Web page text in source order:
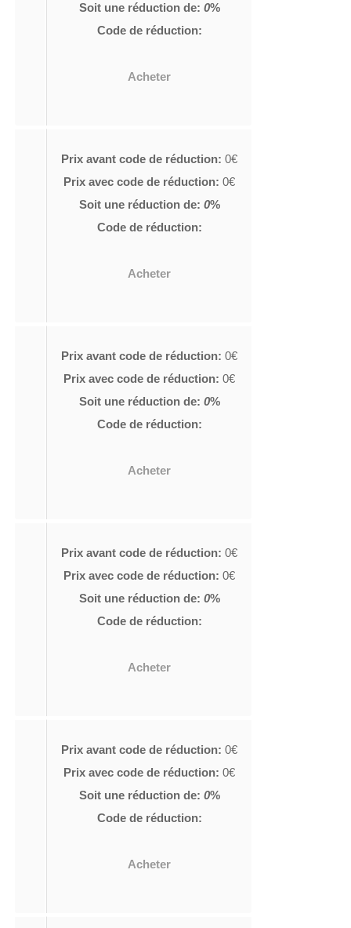
Soit une réduction de: 0%
Code de réduction:
Acheter
Prix avant code de réduction: 0€
Prix avec code de réduction: 0€
Soit une réduction de: 0%
Code de réduction:
Acheter
Prix avant code de réduction: 0€
Prix avec code de réduction: 0€
Soit une réduction de: 0%
Code de réduction:
Acheter
Prix avant code de réduction: 0€
Prix avec code de réduction: 0€
Soit une réduction de: 0%
Code de réduction:
Acheter
Prix avant code de réduction: 0€
Prix avec code de réduction: 0€
Soit une réduction de: 0%
Code de réduction:
Acheter